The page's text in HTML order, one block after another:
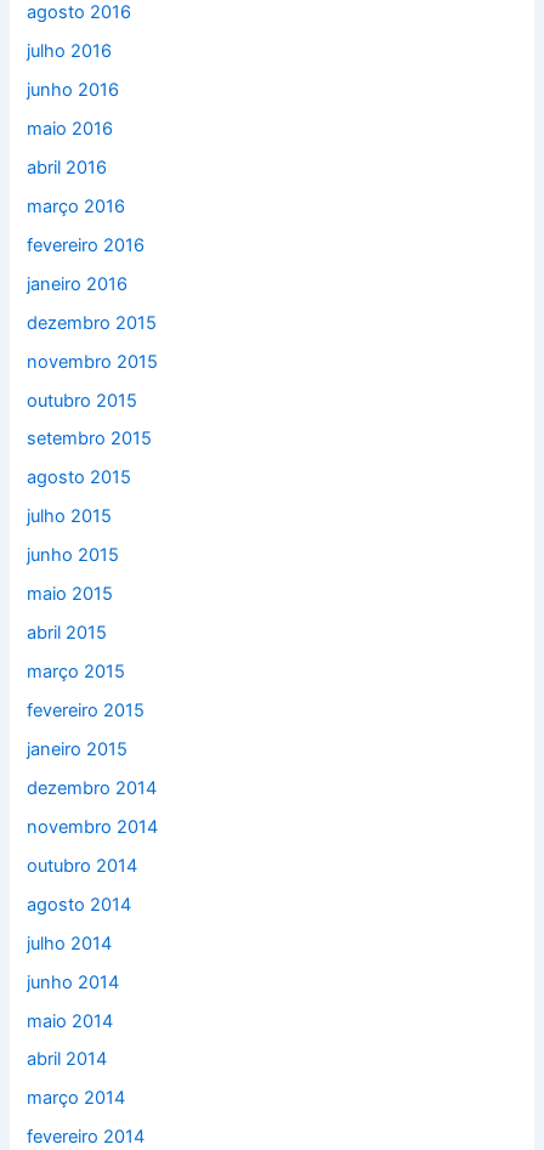
agosto 2016
julho 2016
junho 2016
maio 2016
abril 2016
março 2016
fevereiro 2016
janeiro 2016
dezembro 2015
novembro 2015
outubro 2015
setembro 2015
agosto 2015
julho 2015
junho 2015
maio 2015
abril 2015
março 2015
fevereiro 2015
janeiro 2015
dezembro 2014
novembro 2014
outubro 2014
agosto 2014
julho 2014
junho 2014
maio 2014
abril 2014
março 2014
fevereiro 2014